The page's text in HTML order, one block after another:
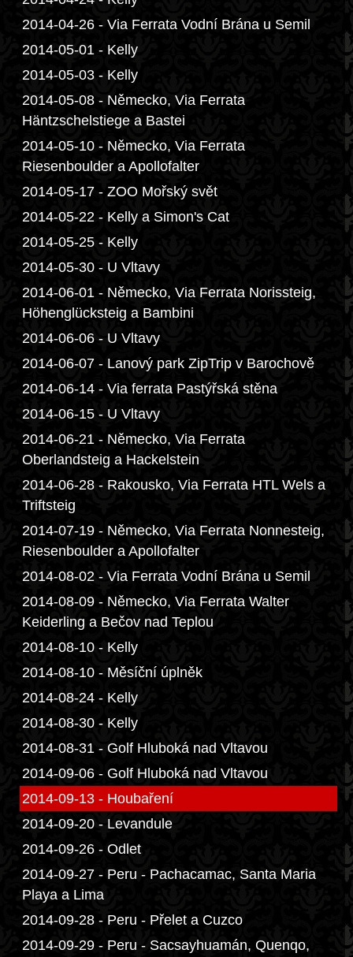
2014-04-26 - Via Ferrata Vodní Brána u Semil
2014-05-01 - Kelly
2014-05-03 - Kelly
2014-05-08 - Německo, Via Ferrata
Häntzschelstiege a Bastei
2014-05-10 - Německo, Via Ferrata
Riesenboulder a Apollofalter
2014-05-17 - ZOO Mořský svět
2014-05-22 - Kelly a Simon's Cat
2014-05-25 - Kelly
2014-05-30 - U Vltavy
2014-06-01 - Německo, Via Ferrata Norissteig,
Höhenglücksteig a Bambini
2014-06-06 - U Vltavy
2014-06-07 - Lanový park ZipTrip v Barochově
2014-06-14 - Via ferrata Pastýřská stěna
2014-06-15 - U Vltavy
2014-06-21 - Německo, Via Ferrata
Oberlandsteig a Hackelstein
2014-06-28 - Rakousko, Via Ferrata HTL Wels a
Triftsteig
2014-07-19 - Německo, Via Ferrata Nonnesteig,
Riesenboulder a Apollofalter
2014-08-02 - Via Ferrata Vodní Brána u Semil
2014-08-09 - Německo, Via Ferrata Walter
Keiderling a Bečov nad Teplou
2014-08-10 - Kelly
2014-08-10 - Měsíční úplněk
2014-08-24 - Kelly
2014-08-30 - Kelly
2014-08-31 - Golf Hluboká nad Vltavou
2014-09-06 - Golf Hluboká nad Vltavou
2014-09-13 - Houbaření
2014-09-20 - Levandule
2014-09-26 - Odlet
2014-09-27 - Peru - Pachacamac, Santa Maria
Playa a Lima
2014-09-28 - Peru - Přelet a Cuzco
2014-09-29 - Peru - Sacsayhuamán, Quenqo,